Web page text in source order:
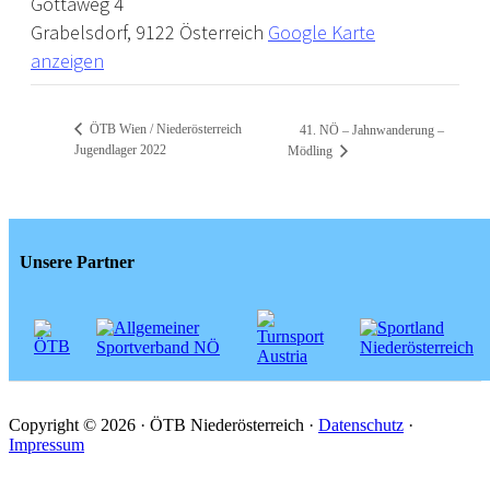
Grabelsdorf, 9122 Österreich Google Karte
anzeigen
ÖTB Wien / Niederösterreich
Jugendlager 2022
41. NÖ – Jahnwanderung –
Mödling
Unsere Partner
Copyright © 2026 · ÖTB Niederösterreich · Datenschutz ·
Impressum